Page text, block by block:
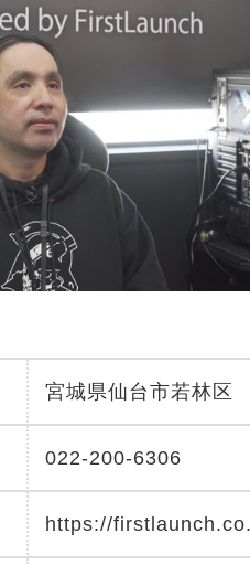
宮城県仙台市若林区
022-200-6306
https://